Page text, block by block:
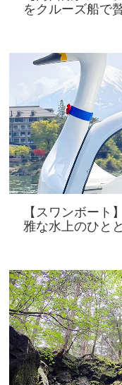
をクルーズ船で
【スワンボート
雅な水上のひと